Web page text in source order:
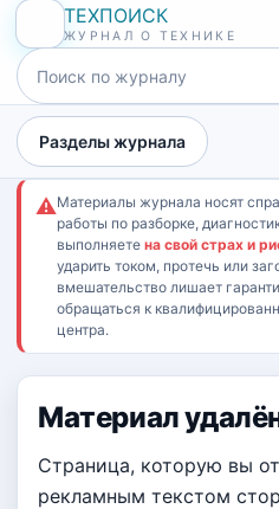
ТЕХПОИСК
ЖУРНАЛ О ТЕХНИКЕ
Разделы журнала
⚠Материалы журнала носят
работы по разборке,
выполняете на свой страх и
ударить током, протечь или
вмешательство лишает
обращаться к
центра.
Материал
Страница, которую вы
рекламным текстом